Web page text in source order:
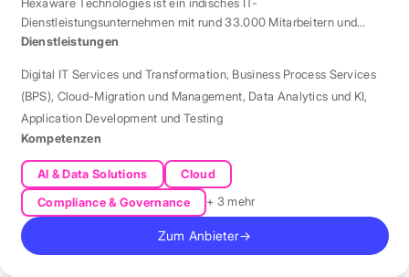
Dienstleistungsunternehmen mit rund 33.000 Mitarbeitern und
Standort München für Automatisierung und KI.
Dienstleistungen
Digital IT Services und Transformation, Business Process Services
(BPS), Cloud-Migration und Management, Data Analytics und KI,
Application Development und Testing
Kompetenzen
AI & Data Solutions
Cloud
Compliance & Governance
+ 3 mehr
Zum Anbieter→